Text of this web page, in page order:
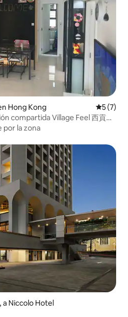
Hong Kong
5 (7)
compartida Village Feel 西貢蠔
por la zona
Niccolo Hotel